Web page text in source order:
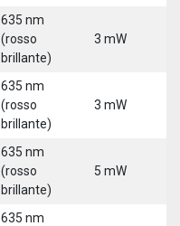
635 nm
(rosso
brillante)
3 mW
635 nm
(rosso
brillante)
3 mW
635 nm
(rosso
brillante)
5 mW
635 nm